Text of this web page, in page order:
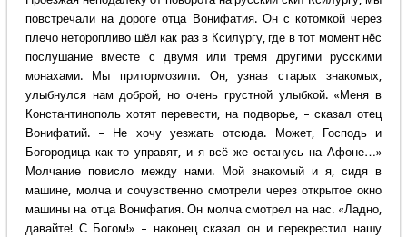
повстречали на дороге отца Вонифатия. Он с котомкой через
плечо неторопливо шёл как раз в Ксилургу, где в тот момент нёс
послушание вместе с двумя или тремя другими русскими
монахами. Мы притормозили. Он, узнав старых знакомых,
улыбнулся нам доброй, но очень грустной улыбкой. «Меня в
Константинополь хотят перевести, на подворье, – сказал отец
Вонифатий. – Не хочу уезжать отсюда. Может, Господь и
Богородица как-то управят, и я всё же останусь на Афоне…»
Молчание повисло между нами. Мой знакомый и я, сидя в
машине, молча и сочувственно смотрели через открытое окно
машины на отца Вонифатия. Он молча смотрел на нас. «Ладно,
давайте! С Богом!» – наконец сказал он и перекрестил нашу